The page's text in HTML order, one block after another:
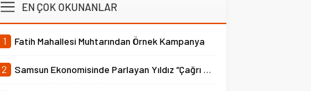
EN ÇOK OKUNANLAR
1 Fatih Mahallesi Muhtarından Örnek Kampanya
2 Samsun Ekonomisinde Parlayan Yıldız “Çağrı Temper”